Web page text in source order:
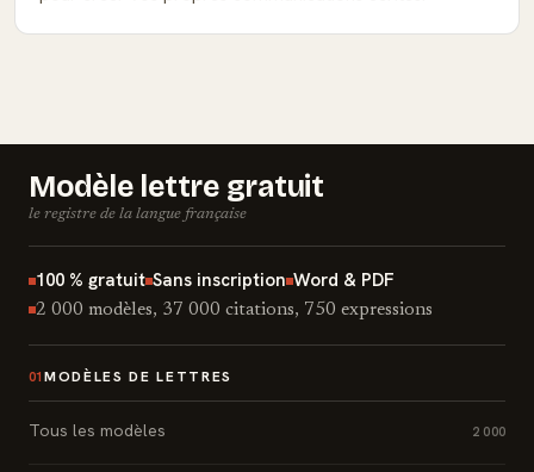
Modèle lettre gratuit
le registre de la langue française
100 % gratuit Sans inscription Word & PDF
2 000 modèles, 37 000 citations, 750 expressions
01 MODÈLES DE LETTRES
Tous les modèles 2 000